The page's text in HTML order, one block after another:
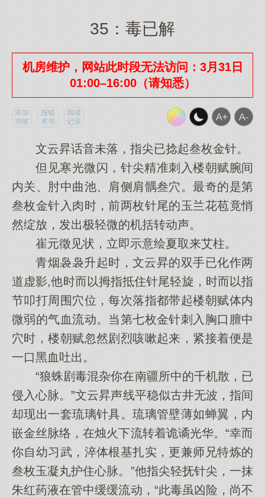
35：毒已解
机房维护，网站此时段无法访问：3月31日
01:00–16:00（请知悉）
添加
书签
报错
求书
阅读
记录
文云昇话音未落，指尖已捻起叁枚金针。
但见寒光微闪，针尖精准刺入楼朝赋腕间
内关、肘中曲池、肩侧肩髃叁穴。最奇的是第
叁枚金针入肉时，前两枚针尾的玉兰花苞竟悄
然绽放，发出极轻微的机括转动声。
崔元徵见状，立即示意绘夏取来艾柱。
青烟袅袅升起时，文云昇的双手已化作两
道虚影,他时而以拇指抵住针尾轻旋，时而以指
节叩打周围穴位，每次落指都带起楼朝赋体内
微弱的气血流动。当第七枚金针刺入胸口膻中
穴时，楼朝赋忽然剧烈咳嗽起来，紧接着便是
一口黑血吐出。
“狼蛛剧毒混杂你在南疆所中的千机散，已
侵入心脉。”文云昇声线平稳似古井无波，指间
却现出一套琉璃针具。琉璃管壁薄如蝉翼，内
嵌金丝脉络，在烛火下流转着诡谲光华。“幸而
你自幼习武，淬体根基扎实，更兼师兄特炼的
叁枚玉凝丸护住心脉。”他指尖轻抚针尖，一抹
朱红药液在管中缓缓流动，“此毒虽凶险，尚不